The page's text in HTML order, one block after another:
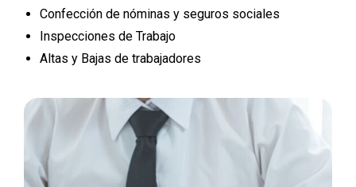
Confección de nóminas y seguros sociales
Inspecciones de Trabajo
Altas y Bajas de trabajadores